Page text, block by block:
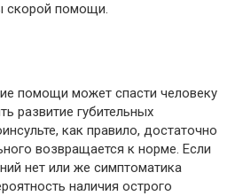
скорой помощи.
помощи может спасти человеку
развитие губительных
как правило, достаточно
возвращается к норме. Если
нет или же симптоматика
наличия острого